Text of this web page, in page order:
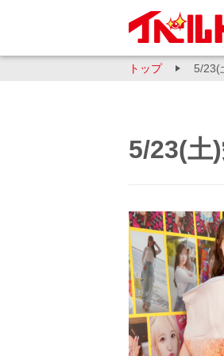
トップ 5/23(
5/23(土